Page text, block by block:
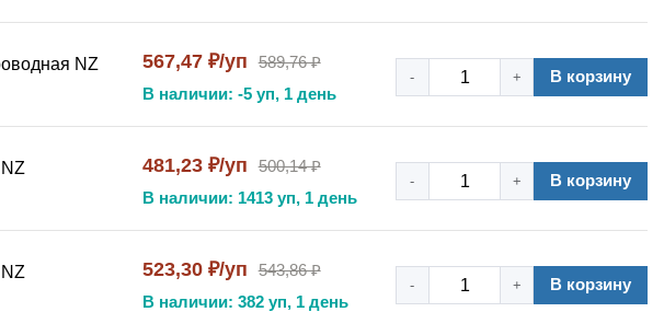
NZ
567,47 ₽/уп
589,76 ₽
В наличии: -5 уп, 1 день
- + В корзину
481,23 ₽/уп
500,14 ₽
В наличии: 1413 уп, 1 день
- + В корзину
523,30 ₽/уп
543,86 ₽
В наличии: 382 уп, 1 день
- + В корзину